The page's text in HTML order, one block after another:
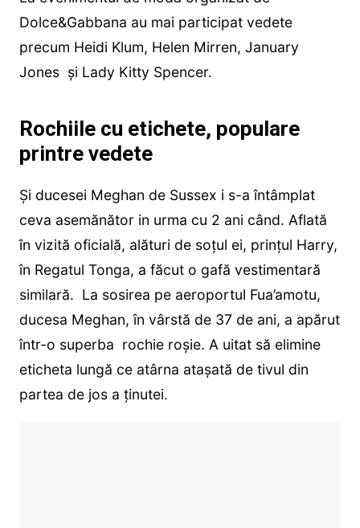
Dolce&Gabbana au mai participat vedete
precum Heidi Klum, Helen Mirren, January
Jones și Lady Kitty Spencer.
Rochiile cu etichete, populare
printre vedete
Și ducesei Meghan de Sussex i s-a întâmplat
ceva asemănător in urma cu 2 ani când. Aflată
în vizită oficială, alături de soțul ei, prințul Harry,
în Regatul Tonga, a făcut o gafă vestimentară
similară. La sosirea pe aeroportul Fua’amotu,
ducesa Meghan, în vârstă de 37 de ani, a apărut
într-o superba rochie roșie. A uitat să elimine
eticheta lungă ce atârna atașată de tivul din
partea de jos a ținutei.